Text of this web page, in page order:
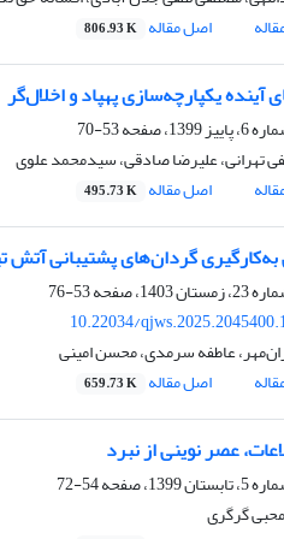
اصل مقاله 806.93 K
یکپارچه‌سازی پهپاد و اخلال‌گر
53-70
تهرانی، علیرضا صادقی، سیدمحمد علوی
اصل مقاله 495.73 K
گردان‌های پشتیبانی
53-76
10.22034/
عاطفه سرمدی، محسن امینی
اصل مقاله 659.73 K
عصر نوینی از نبرد
54-72
محبی گرگری